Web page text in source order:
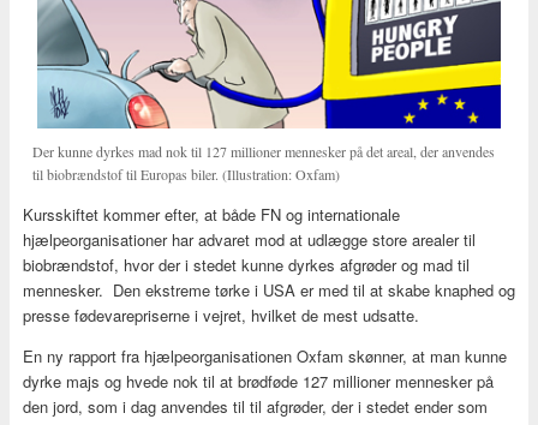
Der kunne dyrkes mad nok til 127 millioner mennesker på det areal, der anvendes
til biobrændstof til Europas biler. (Illustration: Oxfam)
Kursskiftet kommer efter, at både FN og internationale
hjælpeorganisationer har advaret mod at udlægge store arealer til
biobrændstof, hvor der i stedet kunne dyrkes afgrøder og mad til
mennesker. Den ekstreme tørke i USA er med til at skabe knaphed og
presse fødevarepriserne i vejret, hvilket de mest udsatte.
En ny rapport fra hjælpeorganisationen Oxfam skønner, at man kunne
dyrke majs og hvede nok til at brødføde 127 millioner mennesker på
den jord, som i dag anvendes til til afgrøder, der i stedet ender som